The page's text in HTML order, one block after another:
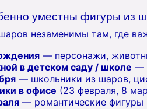
уместны фигуры из
незаменимы там, где
— персонажи,
в детском саду / школе —
— школьники из шаров,
в офисе (23 февраля, 8
— романтические фигуры